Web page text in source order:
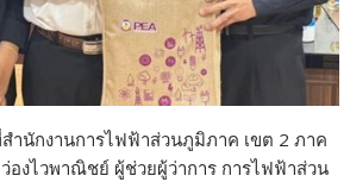
ำนักงานการไฟฟ้าส่วนภูมิภาค เขต 2 ภาค
องไวพาณิชย์ ผู้ช่วยผู้ว่าการ การไฟฟ้าส่วน